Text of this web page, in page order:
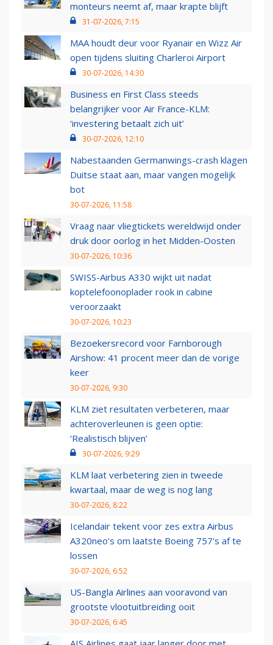
monteurs neemt af, maar krapte blijft
31-07-2026, 7:15
MAA houdt deur voor Ryanair en Wizz Air
open tijdens sluiting Charleroi Airport
30-07-2026, 14:30
Business en First Class steeds
belangrijker voor Air France-KLM:
‘investering betaalt zich uit’
30-07-2026, 12:10
Nabestaanden Germanwings-crash klagen
Duitse staat aan, maar vangen mogelijk
bot
30-07-2026, 11:58
Vraag naar vliegtickets wereldwijd onder
druk door oorlog in het Midden-Oosten
30-07-2026, 10:36
SWISS-Airbus A330 wijkt uit nadat
koptelefoonoplader rook in cabine
veroorzaakt
30-07-2026, 10:23
Bezoekersrecord voor Farnborough
Airshow: 41 procent meer dan de vorige
keer
30-07-2026, 9:30
KLM ziet resultaten verbeteren, maar
achteroverleunen is geen optie:
‘Realistisch blijven’
30-07-2026, 9:29
KLM laat verbetering zien in tweede
kwartaal, maar de weg is nog lang
30-07-2026, 8:22
Icelandair tekent voor zes extra Airbus
A320neo's om laatste Boeing 757's af te
lossen
30-07-2026, 6:52
US-Bangla Airlines aan vooravond van
grootste vlootuitbreiding ooit
30-07-2026, 6:45